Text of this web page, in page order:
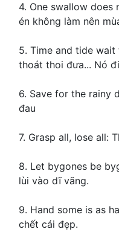
4. One swallow does
én không làm nên
5. Time and tide
thoát thoi đưa... Nó
6. Save for the rainy
đau
7. Grasp all, lose all:
8. Let bygones be
lùi vào dĩ vãng.
9. Hand some is as
chết cái đẹp.